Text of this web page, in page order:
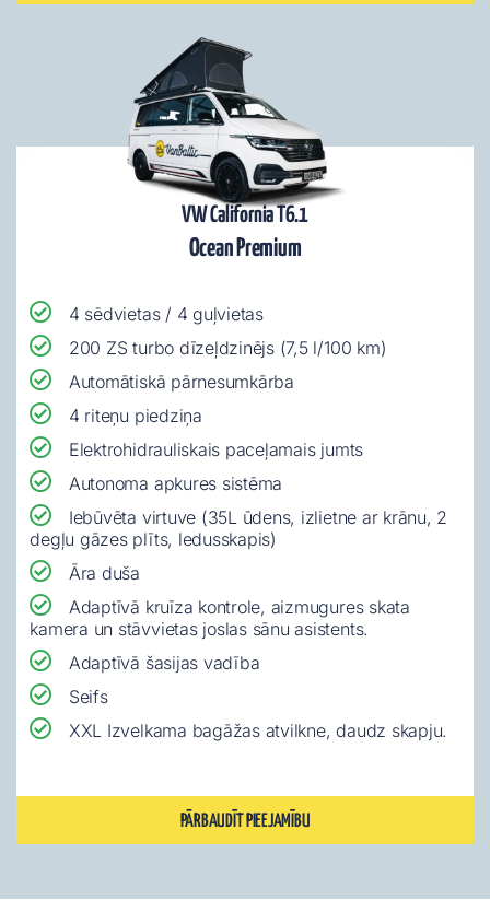
VW California T6.1
Ocean Premium
4 sēdvietas / 4 guļvietas
200 ZS turbo dīzeļdzinējs (7,5 l/100 km)
Automātiskā pārnesumkārba
4 riteņu piedziņa
Elektrohidrauliskais paceļamais jumts
Autonoma apkures sistēma
Iebūvēta virtuve (35L ūdens, izlietne ar krānu, 2
degļu gāzes plīts, ledusskapis)
Āra duša
Adaptīvā kruīza kontrole, aizmugures skata
kamera un stāvvietas joslas sānu asistents.
Adaptīvā šasijas vadība
Seifs
XXL Izvelkama bagāžas atvilkne, daudz skapju.
PĀRBAUDĪT PIEEJAMĪBU